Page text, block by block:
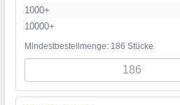
1000+
10000+
Mindestbestellmenge: 186 Stücke